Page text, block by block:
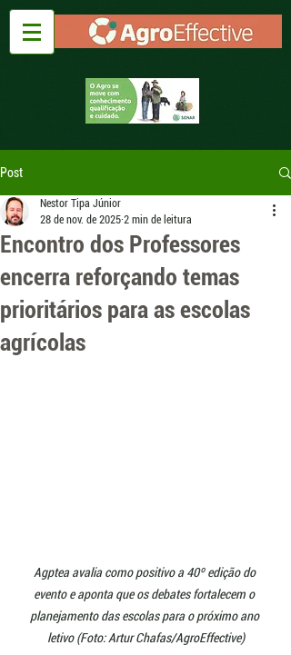
Post
Encontro dos Professores
encerra reforçando temas
prioritários para as escolas
agrícolas
Nestor Tipa Júnior
28 de nov. de 2025 2 min de leitura
Agptea avalia como positivo a 40º edição do
evento e aponta que os debates fortalecem o
planejamento das escolas para o próximo ano
letivo (Foto: Artur Chafas/AgroEffective)